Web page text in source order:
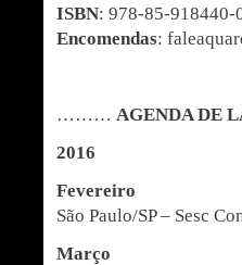
ISBN: 978-85-918440-
Encomendas:
……… AGENDA DE
2016
Fevereiro
São Paulo/SP – Sesc
Março